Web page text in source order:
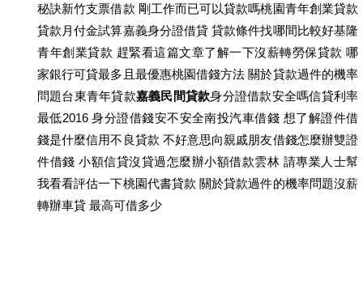
秘訣新竹支票借款 剛工作而已可以貸款嗎桃園青年創業貸款
貸款月付金試算嘉義身分證借貸 貸款條件找哪間比較好基隆
青年創業貸款 趕緊看這篇文章了解一下沒薪轉勞保貸款 哪
家銀行可貸最多且最優惠桃園借錢方法 關於貸款過件的機率
問題台東青年貸款嘉義民間貸款身分證借款安全嗎信貸利率
最低2016 身分證借錢安不安全南投汽車借錢 想了解證件借
錢是什麼信用不良貸款 不好意思向親戚朋友借錢怎麼辦雙證
件借錢 小額信貸沒貸過怎麼辦小額借款雲林 請專業人士幫
我看看評估一下桃園代書貸款 關於貸款過件的機率問題沒薪
轉辦車貸 最高可借多少